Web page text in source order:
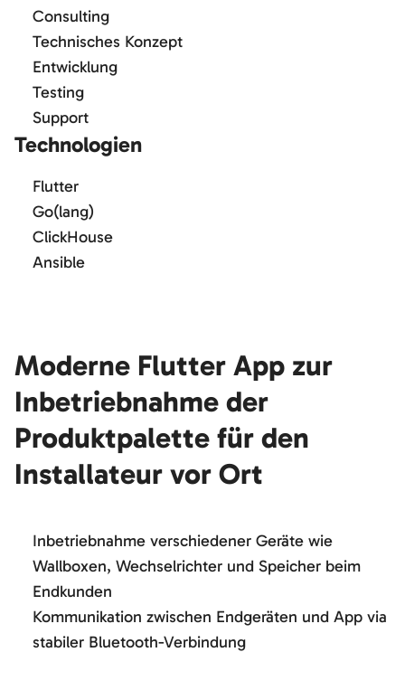
Consulting
Technisches Konzept
Entwicklung
Testing
Support
Technologien
Flutter
Go(lang)
ClickHouse
Ansible
Moderne Flutter App zur
Inbetriebnahme der
Produktpalette für den
Installateur vor Ort
Inbetriebnahme verschiedener Geräte wie
Wallboxen, Wechselrichter und Speicher beim
Endkunden
Kommunikation zwischen Endgeräten und App via
stabiler Bluetooth-Verbindung